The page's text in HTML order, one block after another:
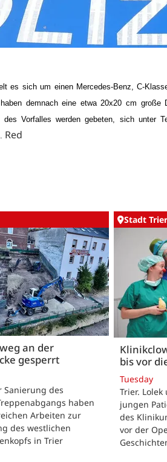
es sich um einen Mercedes-Benz, C-
demnach eine etwa 20x20 cm große
des Vorfalles werden gebeten, sich unter
Red
an der
gesperrt
Sanierung des
haben
Arbeiten zur
des westlichen
in Trier
Stadt Trier
bis vor
Tuesday
Trier.
jungen
des
vor der